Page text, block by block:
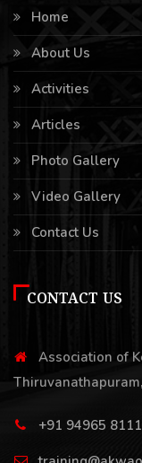
Home
About Us
Activities
Articles
Photo Gallery
Video Gallery
Contact Us
CONTACT US
Association of
+91 94965